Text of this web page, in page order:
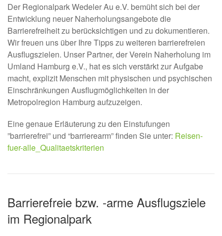
Der Regionalpark Wedeler Au e.V. bemüht sich bei der
Entwicklung neuer Naherholungsangebote die
Barrierefreiheit zu berücksichtigen und zu dokumentieren.
Wir freuen uns über Ihre Tipps zu weiteren barrierefreien
Ausflugszielen. Unser Partner, der Verein Naherholung im
Umland Hamburg e.V., hat es sich verstärkt zur Aufgabe
macht, explizit Menschen mit physischen und psychischen
Einschränkungen Ausflugmöglichkeiten in der
Metropolregion Hamburg aufzuzeigen.
Eine genaue Erläuterung zu den Einstufungen
”barrierefrei” und “barrierearm” finden Sie unter: Reisen-
fuer-alle_Qualitaetskriterien
Barrierefreie bzw. -arme Ausflugsziele
im Regionalpark